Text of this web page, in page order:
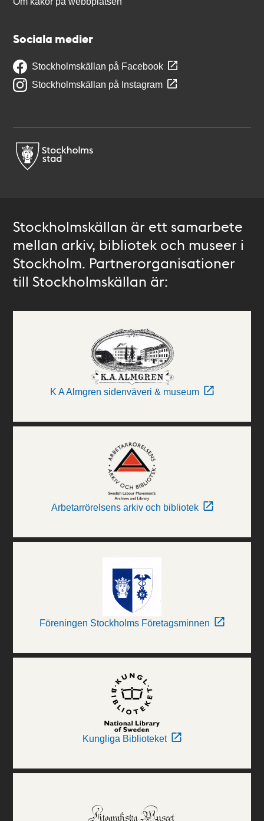
Sociala medier
Stockholmskällan på Facebook
Stockholmskällan på Instagram
Stockholmskällan är ett samarbete
mellan arkiv, bibliotek och museer i
Stockholm. Partnerorganisationer
till Stockholmskällan är:
K A Almgren sidenväveri & museum
Arbetarrörelsens arkiv och bibliotek
Föreningen Stockholms Företagsminnen
Kungliga Biblioteket